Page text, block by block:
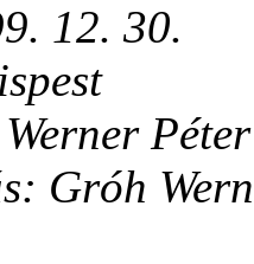
12. 30.
Péter
Gróh